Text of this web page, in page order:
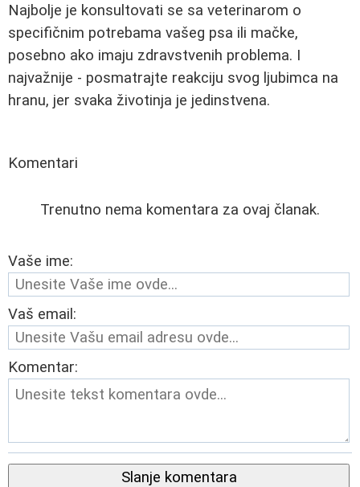
Najbolje je konsultovati se sa veterinarom o
specifičnim potrebama vašeg psa ili mačke,
posebno ako imaju zdravstvenih problema. I
najvažnije - posmatrajte reakciju svog ljubimca na
hranu, jer svaka životinja je jedinstvena.
Komentari
Trenutno nema komentara za ovaj članak.
Vaše ime:
Vaš email:
Komentar:
Slanje komentara